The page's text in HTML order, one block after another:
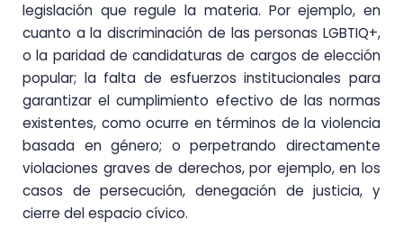
legislación que regule la materia. Por ejemplo, en
cuanto a la discriminación de las personas LGBTIQ+,
o la paridad de candidaturas de cargos de elección
popular; la falta de esfuerzos institucionales para
garantizar el cumplimiento efectivo de las normas
existentes, como ocurre en términos de la violencia
basada en género; o perpetrando directamente
violaciones graves de derechos, por ejemplo, en los
casos de persecución, denegación de justicia, y
cierre del espacio cívico.